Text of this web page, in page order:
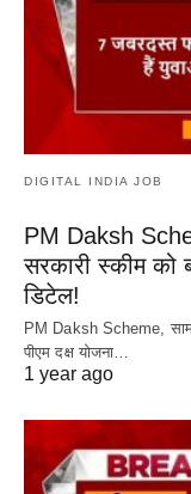
DIGITAL INDIA JOB
PM Daksh
सरकारी स्कीम को
डिटेल!
PM Daksh Scheme,
पीएम दक्ष योजना…
1 year ago